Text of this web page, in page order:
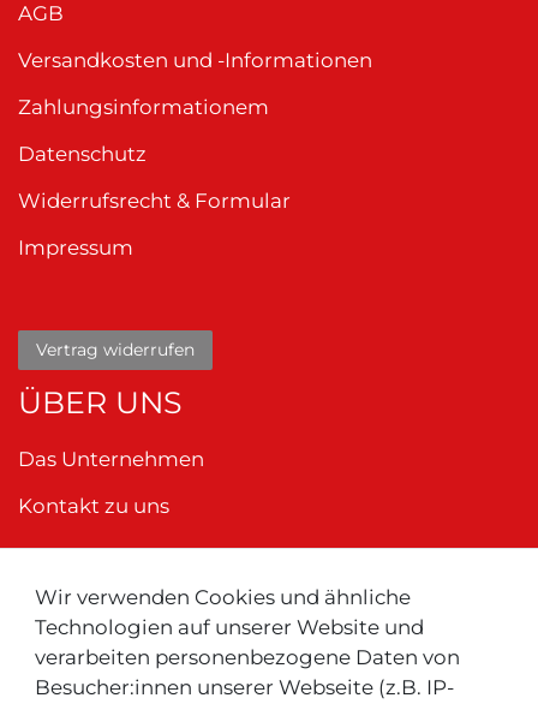
Wir verwenden Cookies und ähnliche
Technologien auf unserer Website und
verarbeiten personenbezogene Daten von
Besucher:innen unserer Webseite (z.B. IP-
AGB
Versandkosten und -Informationen
Zahlungsinformationem
Datenschutz
Widerrufsrecht & Formular
Impressum
Vertrag widerrufen
ÜBER UNS
Das Unternehmen
Kontakt zu uns
Neu ! Für Kunden aus der Schweiz: